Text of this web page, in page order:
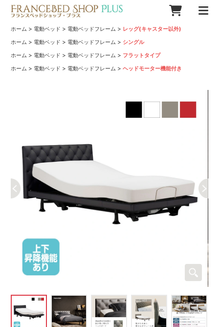
ホーム > 電動ベッド > 電動ベッドフレーム > レッグ(キャスター以外)
ホーム > 電動ベッド > 電動ベッドフレーム > シングル
ホーム > 電動ベッド > 電動ベッドフレーム > フラットタイプ
ホーム > 電動ベッド > 電動ベッドフレーム >ヘッドモーター機能付き